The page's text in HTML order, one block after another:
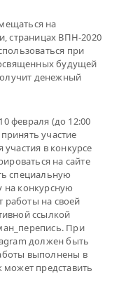
на
страницах ВПН-2020
при
будущей
денежный
февраля (до 12:00
участие
в конкурсе
на сайте
специальную
на конкурсную
работы на своей
ссылкой
При
должен быть
выполнены в
представить